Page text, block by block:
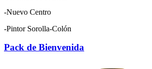
-Nuevo Centro
-Pintor Sorolla-Colón
Pack de Bienvenida